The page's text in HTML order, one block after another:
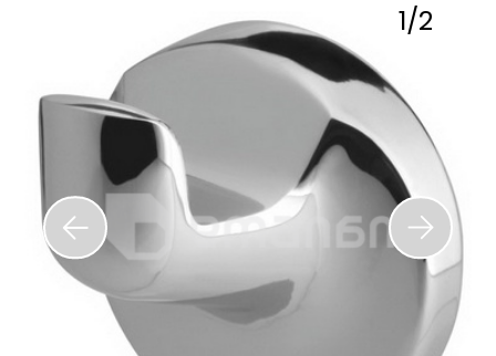
1/2